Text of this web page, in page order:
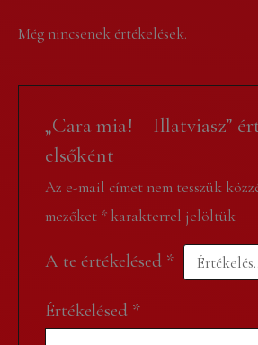
Még nincsenek értékelések.
„Cara mia! – Illatviasz”
elsőként
Az e-mail címet nem tesszük
mezőket *karakterrel jelöltük
A te értékelésed *
Értékelésed *